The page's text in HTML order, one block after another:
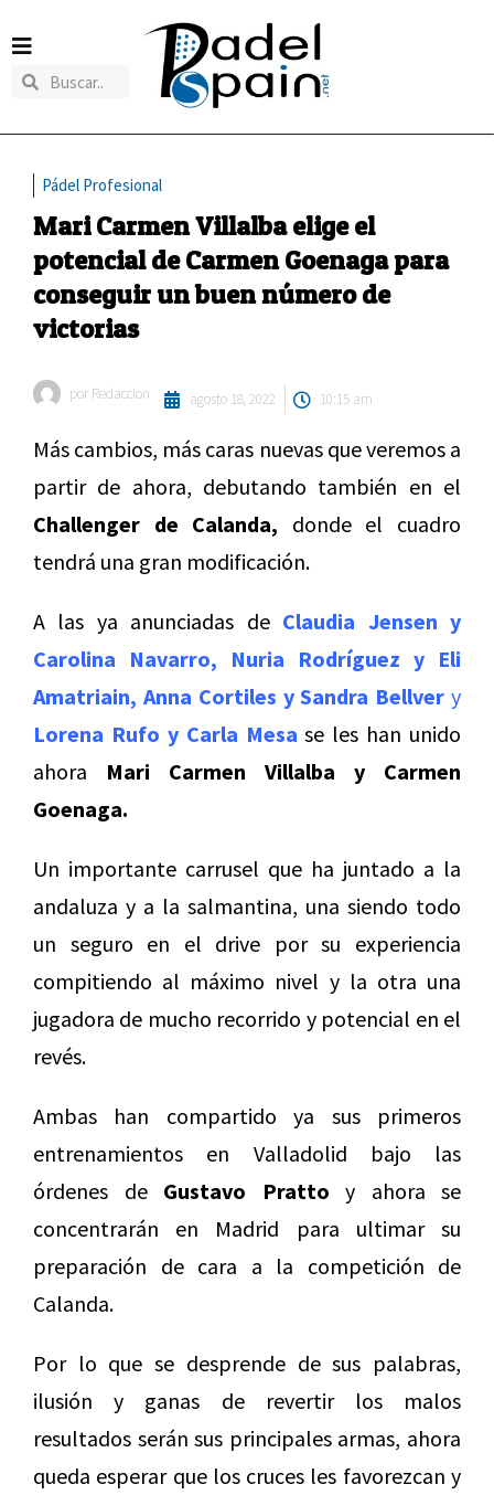
Pádel Profesional
Mari Carmen Villalba elige el
potencial de Carmen Goenaga para
conseguir un buen número de
victorias
por Redaccion agosto 18, 2022 10:15 am
Más cambios, más caras nuevas que veremos a
partir de ahora, debutando también en el
Challenger de Calanda, donde el cuadro
tendrá una gran modificación.
A las ya anunciadas de Claudia Jensen y
Carolina Navarro, Nuria Rodríguez y Eli
Amatriain, Anna Cortiles y Sandra Bellver y
Lorena Rufo y Carla Mesa se les han unido
ahora Mari Carmen Villalba y
Carmen
Goenaga.
Un importante carrusel que ha juntado a la
andaluza y a la salmantina, una siendo todo
un seguro en el drive por su experiencia
compitiendo al máximo nivel y la otra una
jugadora de mucho recorrido y potencial en el
revés.
Ambas han compartido ya sus primeros
entrenamientos en Valladolid bajo las
órdenes de Gustavo Pratto y ahora se
concentrarán en Madrid para ultimar su
preparación de cara a la competición de
Calanda.
Por lo que se desprende de sus palabras,
ilusión y ganas de revertir los malos
resultados serán sus principales armas, ahora
queda esperar que los cruces les favorezcan y